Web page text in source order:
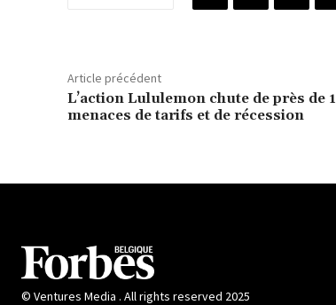
Article précédent
L’action Lululemon chute de près de
menaces de tarifs et de récession
© Ventures Media . All rights reserved 2025